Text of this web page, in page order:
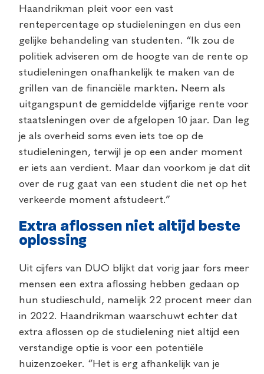
Haandrikman pleit voor een vast
rentepercentage op studieleningen en dus een
gelijke behandeling van studenten. “Ik zou de
politiek adviseren om de hoogte van de rente op
studieleningen onafhankelijk te maken van de
grillen van de financiële markten. Neem als
uitgangspunt de gemiddelde vijfjarige rente voor
staatsleningen over de afgelopen 10 jaar. Dan leg
je als overheid soms even iets toe op de
studieleningen, terwijl je op een ander moment
er iets aan verdient. Maar dan voorkom je dat dit
over de rug gaat van een student die net op het
verkeerde moment afstudeert.”
Extra aflossen niet altijd beste
oplossing
Uit cijfers van DUO blijkt dat vorig jaar fors meer
mensen een extra aflossing hebben gedaan op
hun studieschuld, namelijk 22 procent meer dan
in 2022. Haandrikman waarschuwt echter dat
extra aflossen op de studielening niet altijd een
verstandige optie is voor een potentiële
huizenzoeker. “Het is erg afhankelijk van je